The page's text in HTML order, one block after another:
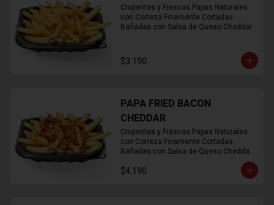
Crujientes y Frescas Papas Naturales
con Corteza Finamente Cortadas
Bañadas con Salsa de Queso Cheddar
$3.190
PAPA FRIED BACON
CHEDDAR
Crujientes y Frescas Papas Naturales
con Corteza Finamente Cortadas
Bañadas con Salsa de Queso Cheddar
$4.190